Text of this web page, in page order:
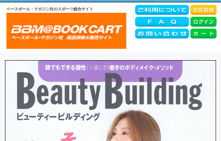
ベースボール・マガジン社のスポーツ総合サイト